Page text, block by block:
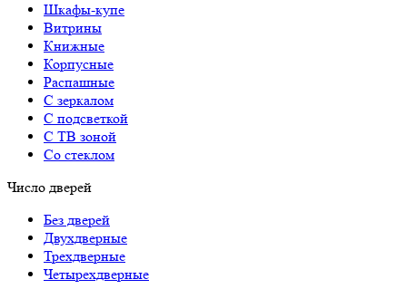
Шкафы-купе
Витрины
Книжные
Корпусные
Распашные
С зеркалом
С подсветкой
С ТВ зоной
Со стеклом
Число дверей
Без дверей
Двухдверные
Трехдверные
Четырехдверные